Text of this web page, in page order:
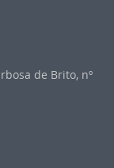
de Brito, nº